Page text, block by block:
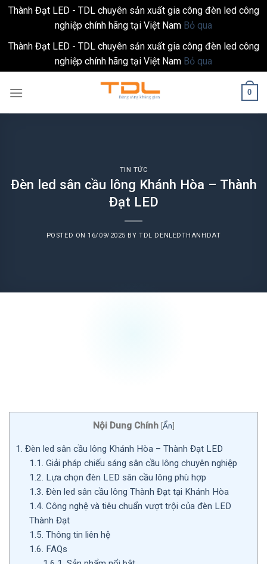
Thành Đạt LED - TDL chuyên sản xuất gia công đèn led công
nghiệp chính hãng tại Việt Nam Bỏ qua
Thành Đạt LED - TDL chuyên sản xuất gia công đèn led công
nghiệp chính hãng tại Việt Nam Bỏ qua
0
TIN TỨC
Đèn led sân cầu lông Khánh Hòa – Thành
Đạt LED
POSTED ON16/09/2025 BYTDL DENLEDTHANHDAT
Nội Dung Chính [Ẩn]
1. Đèn led sân cầu lông Khánh Hòa – Thành Đạt LED
1.1. Giải pháp chiếu sáng sân cầu lông chuyên nghiệp
1.2. Lựa chọn đèn LED sân cầu lông phù hợp
1.3. Đèn led sân cầu lông Thành Đạt tại Khánh Hòa
1.4. Công nghệ và tiêu chuẩn vượt trội của đèn LED
Thành Đạt
1.5. Thông tin liên hệ
1.6. FAQs